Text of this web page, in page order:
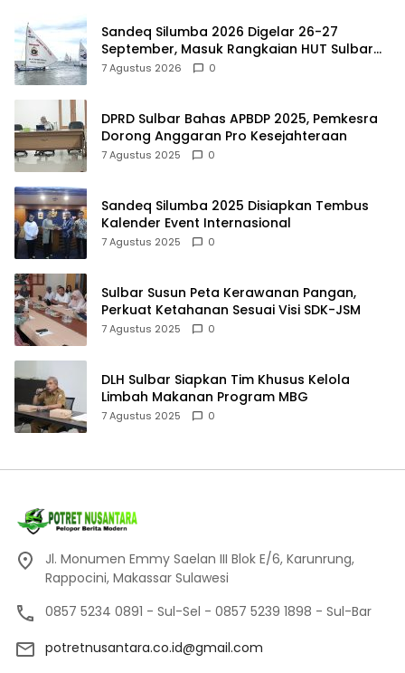
Sandeq Silumba 2026 Digelar 26-27
September, Masuk Rangkaian HUT Sulbar
dan Targetkan Pertahankan Status KEN
7 Agustus 2026 0
DPRD Sulbar Bahas APBDP 2025, Pemkesra
Dorong Anggaran Pro Kesejahteraan
7 Agustus 2025 0
Sandeq Silumba 2025 Disiapkan Tembus
Kalender Event Internasional
7 Agustus 2025 0
Sulbar Susun Peta Kerawanan Pangan,
Perkuat Ketahanan Sesuai Visi SDK-JSM
7 Agustus 2025 0
DLH Sulbar Siapkan Tim Khusus Kelola
Limbah Makanan Program MBG
7 Agustus 2025 0
Jl. Monumen Emmy Saelan III Blok E/6, Karunrung,
Rappocini, Makassar Sulawesi
0857 5234 0891 - Sul-Sel - 0857 5239 1898 - Sul-Bar
potretnusantara.co.id@gmail.com